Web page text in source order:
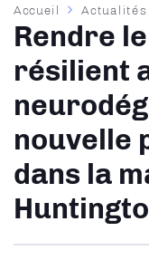
Fil
d'Ariane
Accueil Actualités
Rendre
résilient
nouvelle
dans la